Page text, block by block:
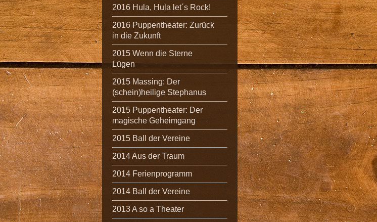
2016 Hula, Hula let´s Rock!
2016 Puppentheater: Zurück
in die Zukunft
2015 Wenn die Sterne
Lügen
2015 Massing: Der
(schein)heilige Stephanus
2015 Puppentheater: Der
magische Geheimgang
2015 Ball der Vereine
2014 Aus der Traum
2014 Ferienprogramm
2014 Ball der Vereine
2013 A so a Theater